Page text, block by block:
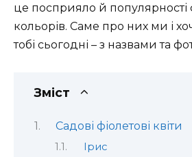
це посприяло й популярності
кольорів. Саме про них ми і
тобі сьогодні – з назвами та
Зміст
Садові фіолетові квіти
Ірис